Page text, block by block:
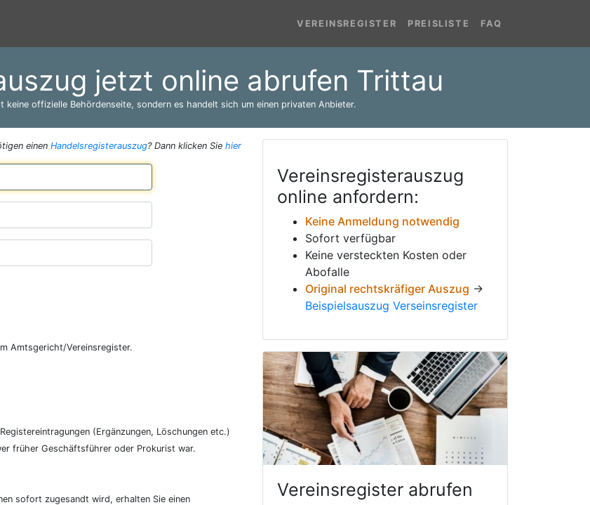
VEREINSREGISTER PREISLISTE FAQ
jetzt online abrufen Trittau
keine offizielle Behördenseite, sondern es handelt sich um einen privaten Anbieter.
einen Handelsregisterauszug? Dann klicken Sie hier
Amtsgericht/Vereinsregister.
(Ergänzungen, Löschungen etc.)
früher Geschäftsführer oder Prokurist war.
sofort zugesandt wird, erhalten Sie einen
Vereinsregisterauszug
online anfordern:
Keine Anmeldung notwendig
Sofort verfügbar
Keine versteckten Kosten oder
Abofalle
Original rechtskräfiger Auszug →
Beispielsauszug Verseinsregister
Vereinsregister abrufen